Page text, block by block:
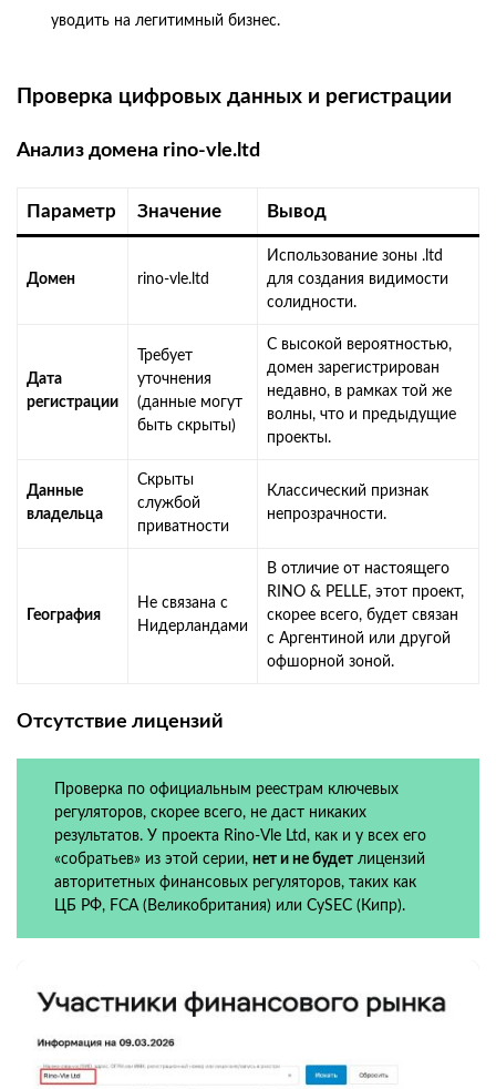
уводить на легитимный бизнес.
Проверка цифровых данных и регистрации
Анализ домена rino-vle.ltd
Параметр Значение Вывод
Домен rino-vle.ltd
Использование зоны .ltd
для создания видимости
солидности.
Дата
регистрации
Требует
уточнения
(данные могут
быть скрыты)
С высокой вероятностью,
домен зарегистрирован
недавно, в рамках той же
волны, что и предыдущие
проекты.
Данные
владельца
Скрыты
службой
приватности
Классический признак
непрозрачности.
География
Не связана с
Нидерландами
В отличие от настоящего
RINO & PELLE, этот проект,
скорее всего, будет связан
с Аргентиной или другой
офшорной зоной.
Отсутствие лицензий
Проверка по официальным реестрам ключевых
регуляторов, скорее всего, не даст никаких
результатов. У проекта Rino-Vle Ltd, как и у всех его
«собратьев» из этой серии, нет и не будетлицензий
авторитетных финансовых регуляторов, таких как
ЦБ РФ, FCA (Великобритания) или CySEC (Кипр).